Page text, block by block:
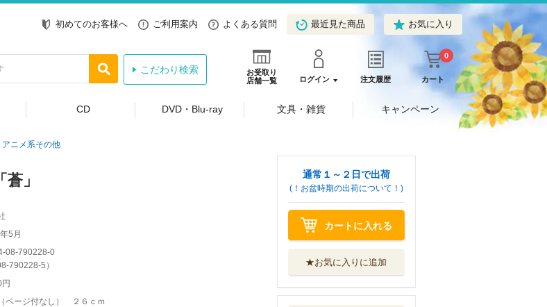
初めてのお客様へ ご利用案内 よくある質問 最近見た商品 お気に入り
お受取り
店舗一覧
ログイン 注文履歴 カート
0
こだわり検索
CD DVD・Blu-ray 文具・雑貨 キャンペーン
アニメ系その他
」
5月
08-790228-0
790228-5 ）
ページ付なし） ２６ｃｍ
通常１～２日で出荷
(！お盆時期の出荷について！)
カートに入れる
★お気に入りに追加
呪術廻戦≡ ２
集英社